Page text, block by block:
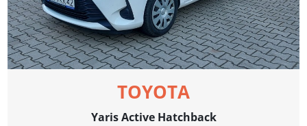
TOYOTA
Yaris Active Hatchback